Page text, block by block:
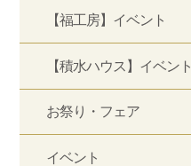
【福工房】イベント
【積水ハウス】イベント
お祭り・フェア
イベント